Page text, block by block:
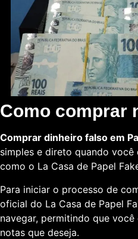
Como comprar
Comprar dinheiro falso em
simples e direto quando
como o La Casa de Papel
Para iniciar o processo de
oficial do La Casa de Papel
navegar, permitindo que
notas que deseja.